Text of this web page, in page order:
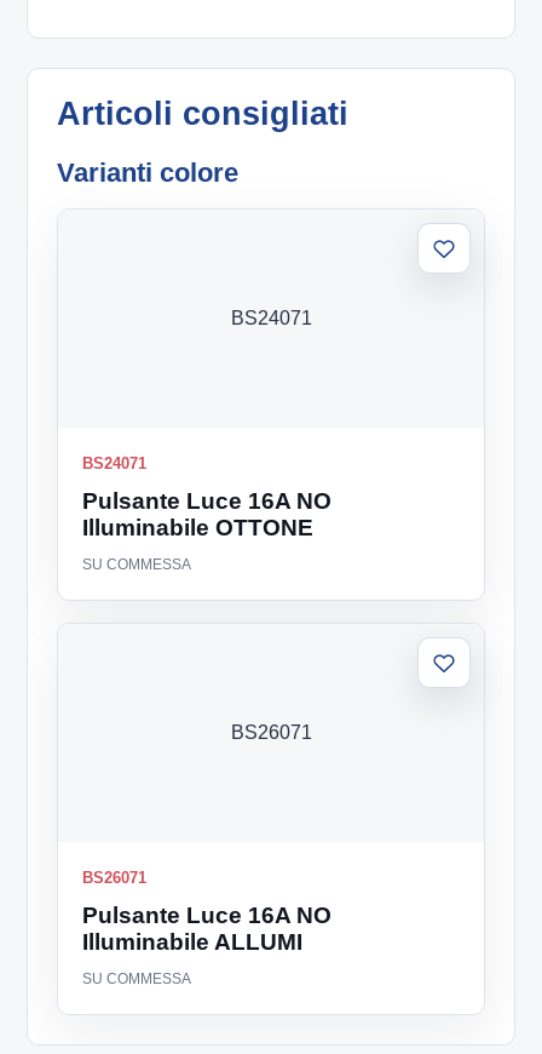
Articoli consigliati
Varianti colore
BS24071
BS24071
Pulsante Luce 16A NO
Illuminabile OTTONE
SU COMMESSA
Aggiungi
alla
BS26071
BS26071
Pulsante Luce 16A NO
Illuminabile ALLUMI
SU COMMESSA
Aggiungi
alla